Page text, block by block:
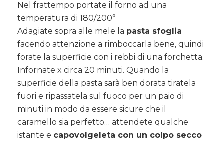
Nel frattempo portate il forno ad una
temperatura di 180/200°
Adagiate sopra alle mele la pasta sfoglia
facendo attenzione a rimboccarla bene, quindi
forate la superficie con i rebbi di una forchetta.
Infornate x circa 20 minuti. Quando la
superficie della pasta sarà ben dorata tiratela
fuori e ripassatela sul fuoco per un paio di
minuti in modo da essere sicure che il
caramello sia perfetto… attendete qualche
istante e capovolgeleta con un colpo secco